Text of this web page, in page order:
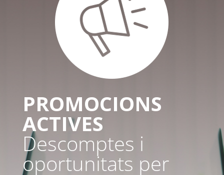
PROMOCIONS
ACTIVES
Descomptes i
oportunitats per